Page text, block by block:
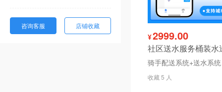
咨询客服 店铺收藏
¥2999.00
骑手配送系统+送水系统
收藏 5 人